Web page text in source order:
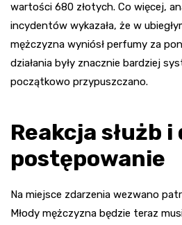
wartości 680 złotych. Co więcej,
incydentów wykazała, że w
mężczyzna wyniósł perfumy za
działania były znacznie bardziej
początkowo przypuszczano.
Reakcja służb i
postępowanie
Na miejsce zdarzenia wezwano
Młody mężczyzna będzie teraz